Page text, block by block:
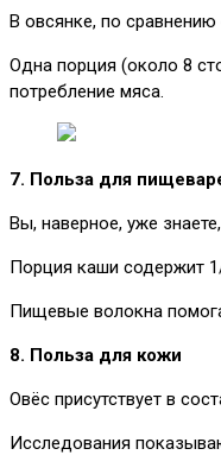
В овсянке, по
Одна порция (около 8
потребление мяса.
7. Польза для
Вы, наверное, уже
Порция каши содержит
Пищевые волокна
8. Польза для кожи
Овёс присутствует в
Исследования